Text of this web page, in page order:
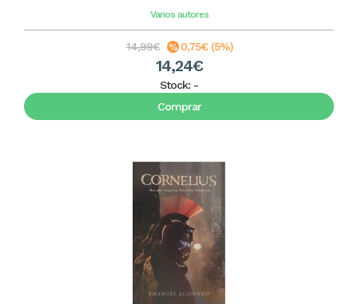
Varios autores
14,99€ 0,75€ (5%)
14,24€
Stock: -
Comprar